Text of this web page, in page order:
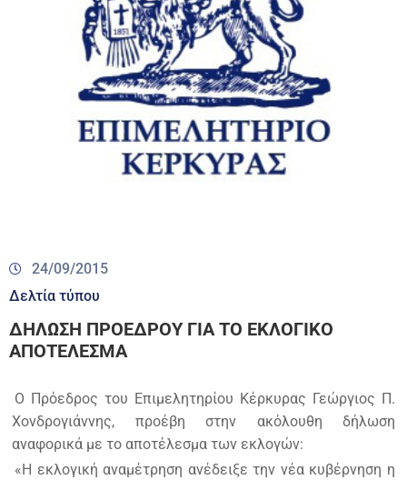
Πληροφόρηση
Συνδέσεις
24/09/2015
Δελτία τύπου
ΔΗΛΩΣΗ ΠΡΟΕΔΡΟΥ ΓΙΑ ΤΟ ΕΚΛΟΓΙΚΟ
ΑΠΟΤΕΛΕΣΜΑ
Ο Πρόεδρος του Επιμελητηρίου Κέρκυρας Γεώργιος Π.
Χονδρογιάννης, προέβη στην ακόλουθη δήλωση
αναφορικά με το αποτέλεσμα των εκλογών:
«Η εκλογική αναμέτρηση ανέδειξε την νέα κυβέρνηση η